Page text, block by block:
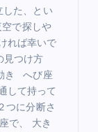
した、とい
で探しや
れば幸いで
つけ方
き へび座
して持って
つに分断さ
で、 大き